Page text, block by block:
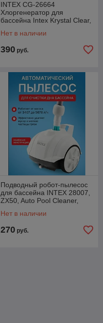
INTEX CG-26664
Хлоргенератор для
бассейна Intex Krystal Clear,
таймером
Нет в наличии
390 руб.
Подводный робот-пылесос
для бассейна INTEX 28007,
ZX50, Auto Pool Cleaner,
Нет в наличии
270 руб.